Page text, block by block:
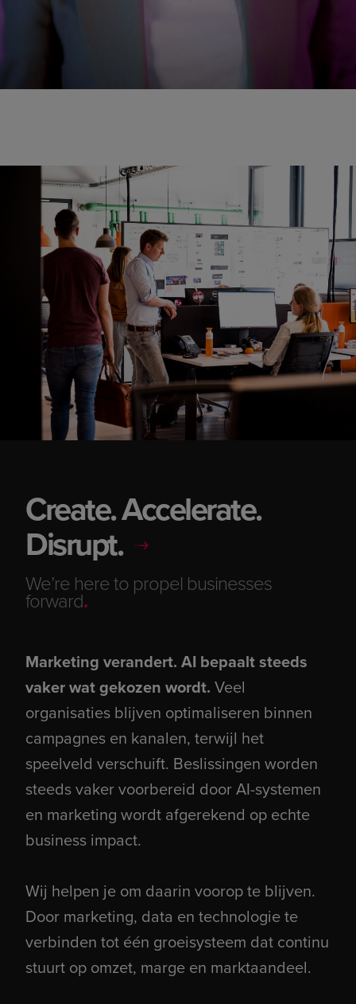
Create. Accelerate.
Disrupt.
We’re here to propel businesses
forward.
Marketing verandert. AI bepaalt steeds
vaker wat gekozen wordt. Veel
organisaties blijven optimaliseren binnen
campagnes en kanalen, terwijl het
speelveld verschuift. Beslissingen worden
steeds vaker voorbereid door AI-systemen
en marketing wordt afgerekend op echte
business impact.
Wij helpen je om daarin voorop te blijven.
Door marketing, data en technologie te
verbinden tot één groeisysteem dat continu
stuurt op omzet, marge en marktaandeel.